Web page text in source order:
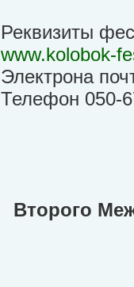
Реквизиты
www.kolobok-
Электрона
Телефон 050-
Второго